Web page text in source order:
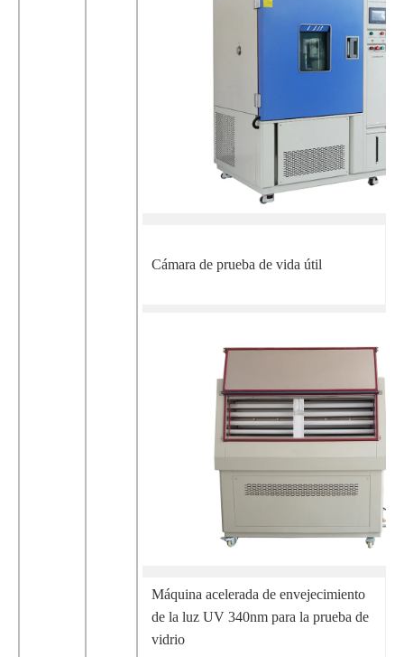
Cámara de prueba de vida útil
Máquina acelerada de envejecimiento
de la luz UV 340nm para la prueba de
vidrio